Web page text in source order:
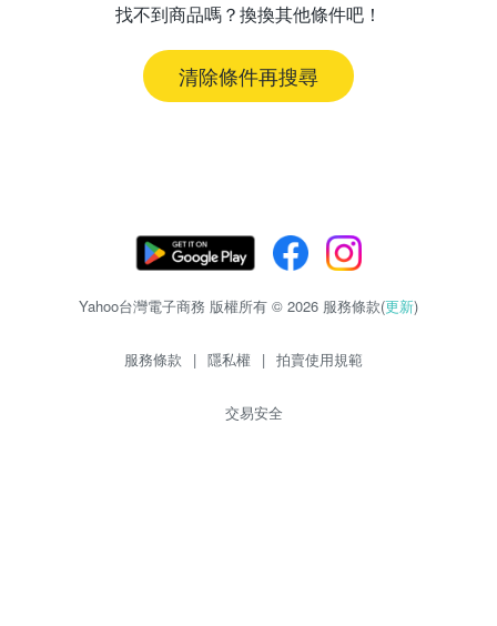
找不到商品嗎？換換其他條件吧！
清除條件再搜尋
Yahoo台灣電子商務 版權所有 © 2026 服務條款(更新)
服務條款 | 隱私權 | 拍賣使用規範
交易安全